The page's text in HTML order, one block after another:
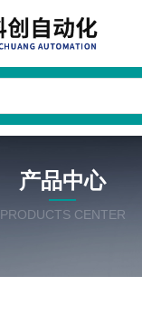
产品中心
PRODUCTS CENTER